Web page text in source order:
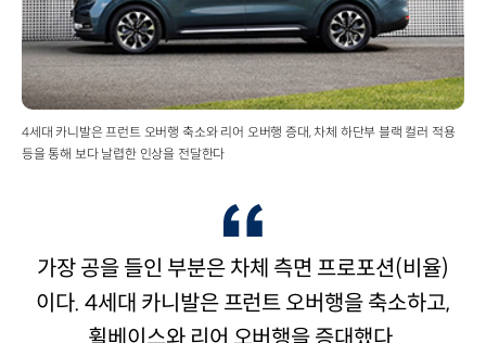
4세대 카니발은 프런트 오버행 축소와 리어 오버행 증대, 차체 하단부 블랙 컬러 적용
등을 통해 보다 날렵한 인상을 전달한다
가장 공을 들인 부분은 차체 측면 프로포션(비율)
이다. 4세대 카니발은 프런트 오버행을 축소하고,